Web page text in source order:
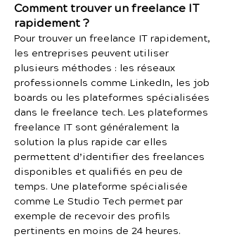
Comment trouver un freelance IT
rapidement ?
Pour trouver un freelance IT rapidement,
les entreprises peuvent utiliser
plusieurs méthodes : les réseaux
professionnels comme LinkedIn, les job
boards ou les plateformes spécialisées
dans le freelance tech. Les plateformes
freelance IT sont généralement la
solution la plus rapide car elles
permettent d’identifier des freelances
disponibles et qualifiés en peu de
temps. Une plateforme spécialisée
comme Le Studio Tech permet par
exemple de recevoir des profils
pertinents en moins de 24 heures.